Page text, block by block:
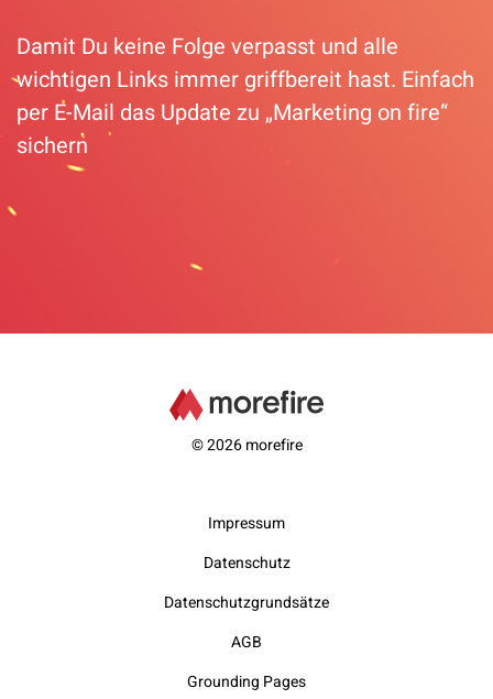
Damit Du keine Folge verpasst und alle
wichtigen Links immer griffbereit hast. Einfach
per E-Mail das Update zu „Marketing on fire“
sichern
© 2026 morefire
Impressum
Datenschutz
Datenschutzgrundsätze
AGB
Grounding Pages